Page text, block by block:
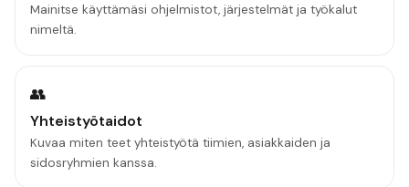
Mainitse käyttämäsi ohjelmistot, järjestelmät ja työkalut
nimeltä.
👥
Yhteistyötaidot
Kuvaa miten teet yhteistyötä tiimien, asiakkaiden ja
sidosryhmien kanssa.